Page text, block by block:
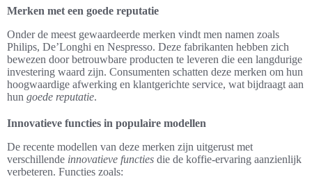
Merken met een goede reputatie
Onder de meest gewaardeerde merken vindt men namen zoals
Philips, De’Longhi en Nespresso. Deze fabrikanten hebben zich
bewezen door betrouwbare producten te leveren die een langdurige
investering waard zijn. Consumenten schatten deze merken om hun
hoogwaardige afwerking en klantgerichte service, wat bijdraagt aan
hun goede reputatie.
Innovatieve functies in populaire modellen
De recente modellen van deze merken zijn uitgerust met
verschillende innovatieve functies die de koffie-ervaring aanzienlijk
verbeteren. Functies zoals: